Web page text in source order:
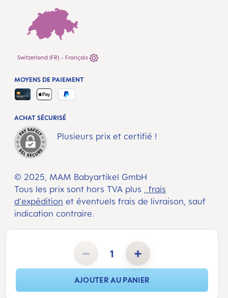
Quantité de produit : Entrez la quantité souhaitée ou utilisez les boutons pour augmenter ou diminuer la
AJOUTER AU PANIER
Switzerland (FR) - Français
© 2025, MAM Babyartikel GmbH
Tous les prix sont hors TVA plus , frais
d'expédition et éventuels frais de livraison, sauf
indication contraire.
ACHAT SÉCURISÉ
Plusieurs prix et certifié !
MOYENS DE PAIEMENT